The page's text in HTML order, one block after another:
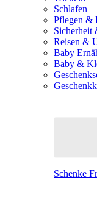
Schlafen
Pflegen &
Sicherheit
Reisen &
Baby
Baby &
Schenke